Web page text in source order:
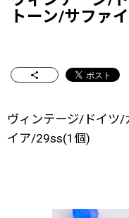
トーン/サファ
ヴィンテージ/ドイツ
イア/29ss(1個)